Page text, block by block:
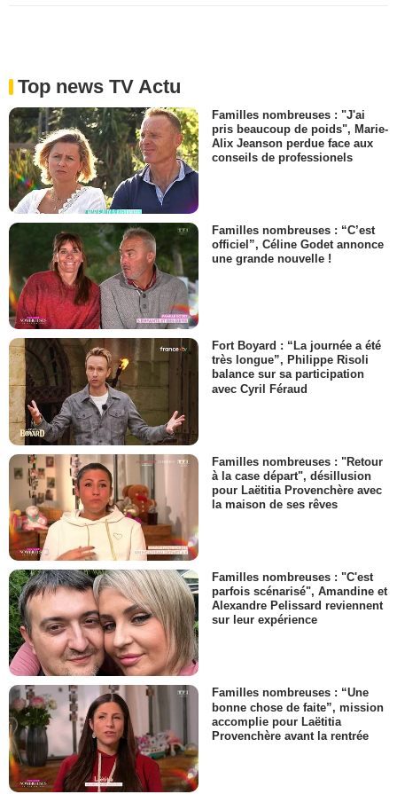
Top news TV Actu
Familles nombreuses : "J'ai
pris beaucoup de poids", Marie-
Alix Jeanson perdue face aux
conseils de professionels
Familles nombreuses : “C’est
officiel”, Céline Godet annonce
une grande nouvelle !
Fort Boyard : “La journée a été
très longue”, Philippe Risoli
balance sur sa participation
avec Cyril Féraud
Familles nombreuses : "Retour
à la case départ", désillusion
pour Laëtitia Provenchère avec
la maison de ses rêves
Familles nombreuses : "C'est
parfois scénarisé", Amandine et
Alexandre Pelissard reviennent
sur leur expérience
Familles nombreuses : “Une
bonne chose de faite”, mission
accomplie pour Laëtitia
Provenchère avant la rentrée